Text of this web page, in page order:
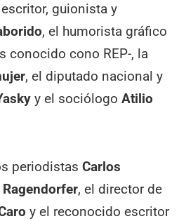
guionista y
, el humorista gráfico
conocido cono REP-, la
, el diputado nacional y
y el sociólogoAtilio
periodistasCarlos
, el director de
y el reconocido escritor